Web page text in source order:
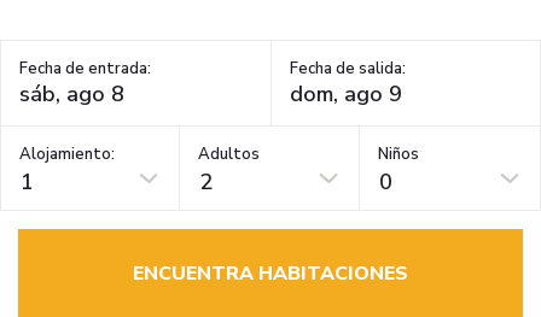
Fecha de entrada: Fecha de salida:
Alojamiento:
1
Adultos
2
Niños
0
ENCUENTRA HABITACIONES